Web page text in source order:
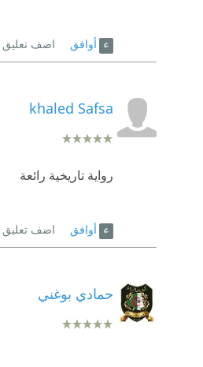
أوافق اضف تعليق
khaled Safsa
رواية تاريخية رائعة
أوافق اضف تعليق
حمادي بوغني